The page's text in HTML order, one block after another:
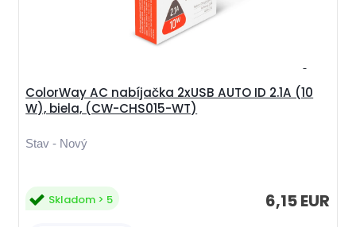
ColorWay AC nabíjačka 2xUSB AUTO ID 2.1A (10
W), biela, (CW-CHS015-WT)
Stav - Nový
6,15 EUR
Skladom > 5